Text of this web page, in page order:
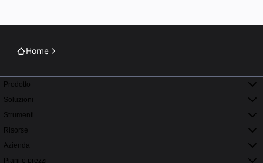
Home
Prodotto
Soluzioni
Strumenti
Risorse
Azienda
Piani e prezzi